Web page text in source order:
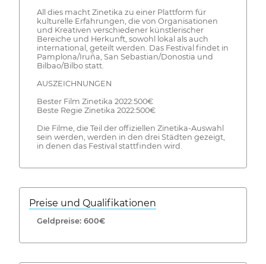
All dies macht Zinetika zu einer Plattform für
kulturelle Erfahrungen, die von Organisationen
und Kreativen verschiedener künstlerischer
Bereiche und Herkunft, sowohl lokal als auch
international, geteilt werden. Das Festival findet in
Pamplona/Iruña, San Sebastian/Donostia und
Bilbao/Bilbo statt.
AUSZEICHNUNGEN
Bester Film Zinetika 2022:500€
Beste Regie Zinetika 2022:500€
Die Filme, die Teil der offiziellen Zinetika-Auswahl
sein werden, werden in den drei Städten gezeigt,
in denen das Festival stattfinden wird.
Preise und Qualifikationen
Geldpreise: 600€